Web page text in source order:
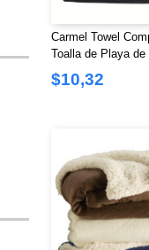
Carmel Towel
Toalla de Playa de
$10,32